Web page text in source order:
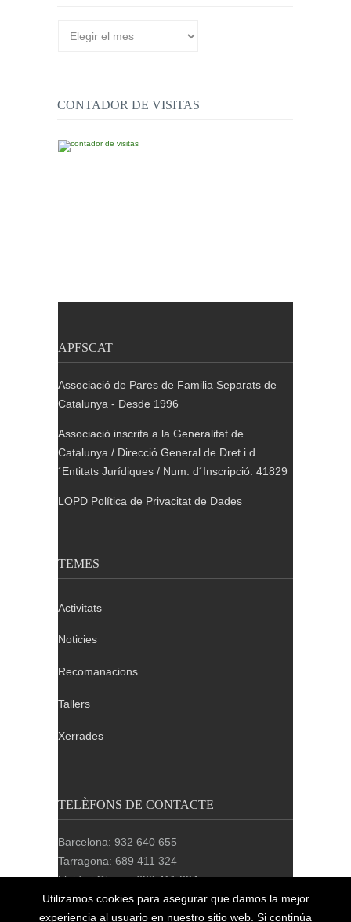
CONTADOR DE VISITAS
APFSCAT
Associació de Pares de Familia Separats de
Catalunya - Desde 1996
Associació inscrita a la Generalitat de
Catalunya / Direcció General de Dret i d
´Entitats Jurídiques / Num. d´Inscripció: 41829
LOPD Política de Privacitat de Dades
TEMES
Activitats
Noticies
Recomanacions
Tallers
Xerrades
TELÈFONS DE CONTACTE
Barcelona: 932 640 655
Tarragona: 689 411 324
Lleida i Girona: 689 411 324
Utilizamos cookies para asegurar que damos la mejor
experiencia al usuario en nuestro sitio web. Si continúa